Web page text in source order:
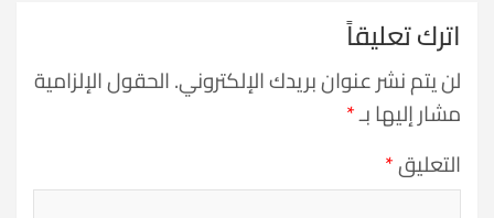
اترك تعليقاً
لن يتم نشر عنوان بريدك الإلكتروني.الحقول الإلزامية
مشار إليها بـ*
التعليق*